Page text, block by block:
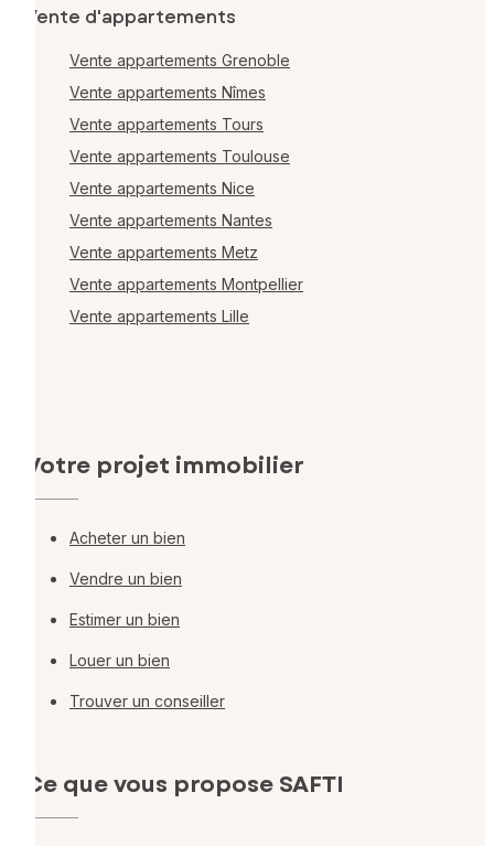
Vente d'appartements
Vente appartements Grenoble
Vente appartements Nîmes
Vente appartements Tours
Vente appartements Toulouse
Vente appartements Nice
Vente appartements Nantes
Vente appartements Metz
Vente appartements Montpellier
Vente appartements Lille
Votre projet immobilier
Acheter un bien
Vendre un bien
Estimer un bien
Louer un bien
Trouver un conseiller
Ce que vous propose SAFTI